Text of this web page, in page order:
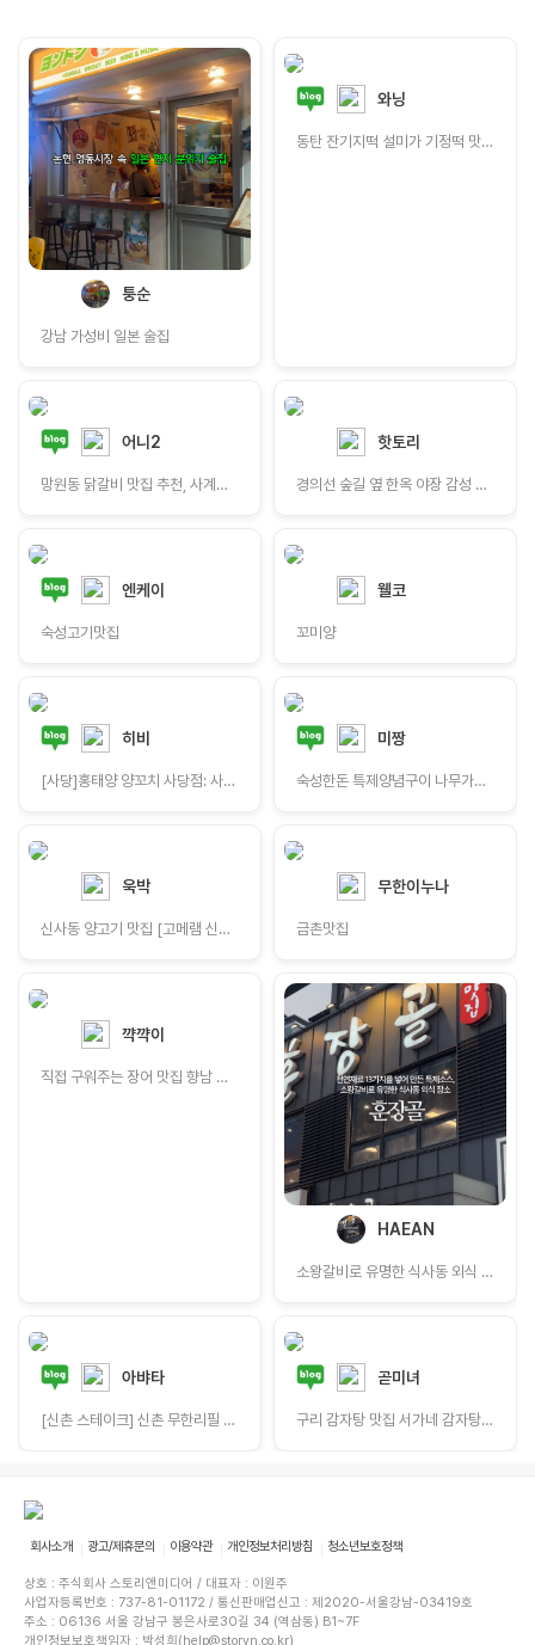
퉁순
강남 가성비 일본 술집
와닝
동탄 잔기지떡 설미가 기정떡 맛집 답례품 간식 추천
어니2
망원동 닭갈비 맛집 추천, 사계절숯불닭갈비
핫토리
경의선 숲길 옆 한옥 야장 감성 가득한 공중도덕
엔케이
숙성고기맛집
웰코
꼬미양
히비
[사당]홍태양 양꼬치 사당점: 사당역 양꼬치 맛집 | 고기러버가 인정한 양꼬치집 |깔끔한 사당역 양갈비 맛집 추천
미짱
숙성한돈 특제양념구이 나무가든 돼지갈비 육질 최고
욱박
신사동 양고기 맛집 [고메램 신사점]
무한이누나
금촌맛집
꺅꺅이
직접 구워주는 장어 맛집 향남 어부명품장어
HAEAN
소왕갈비로 유명한 식사동 외식 장소
아뱌타
[신촌 스테이크] 신촌 무한리필 슈하스코 제대로 즐길 수 있는 '이빠네마그릴'
곧미녀
구리 감자탕 맛집 서가네 감자탕 뼈찜｜히밥도 다녀간 수택동 맛집
회사소개 광고/제휴문의 이용약관 개인정보처리방침 청소년보호정책
상호 : 주식회사 스토리앤미디어 / 대표자 : 이원주
사업자등록번호 : 737-81-01172 / 통신판매업신고 : 제2020-서울강남-03419호
주소 : 06136 서울 강남구 봉은사로30길 34 (역삼동) B1~7F
개인정보보호책임자 : 박성희(help@storyn.co.kr)